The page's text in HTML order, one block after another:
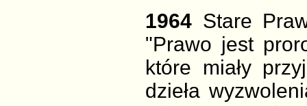
1964 Stare
"Prawo jest
które miały
dzieła